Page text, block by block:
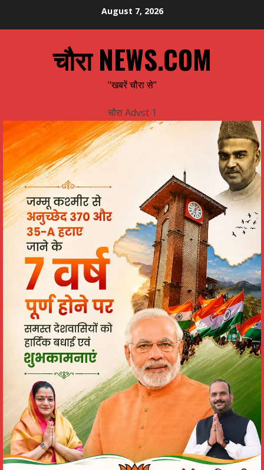
August 7, 2026
चौरा NEWS.COM
"खबरें चौरा से"
चौरा Advst 1